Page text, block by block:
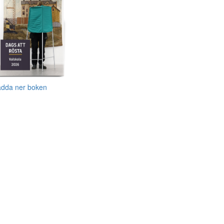
ner boken